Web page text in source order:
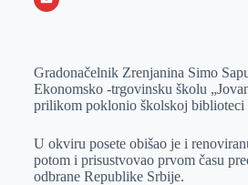
e
r
I
n
s
A
p
a
i
Gradonačelnik Zrenjanina Simo
Ekonomsko -trgovinsku školu
prilikom poklonio školskoj biblioteci
U okviru posete obišao je i
potom i prisustvovao prvom času
odbrane Republike Srbije.